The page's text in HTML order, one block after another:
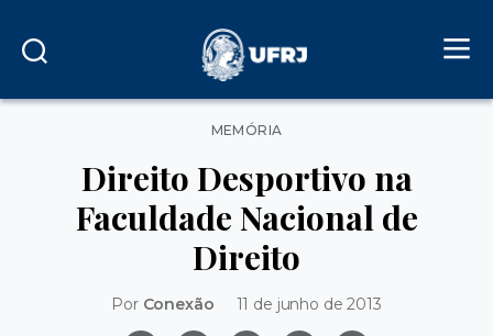
Categorias
MEMÓRIA
Direito Desportivo na
Faculdade Nacional de
Direito
Por Conexão 11 de junho de 2013